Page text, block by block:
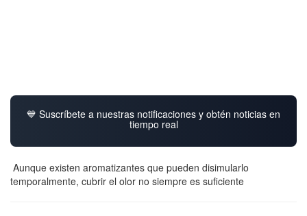
💙 Suscríbete a nuestras notificaciones y obtén noticias en
tiempo real
Aunque existen aromatizantes que pueden disimularlo
temporalmente, cubrir el olor no siempre es suficiente